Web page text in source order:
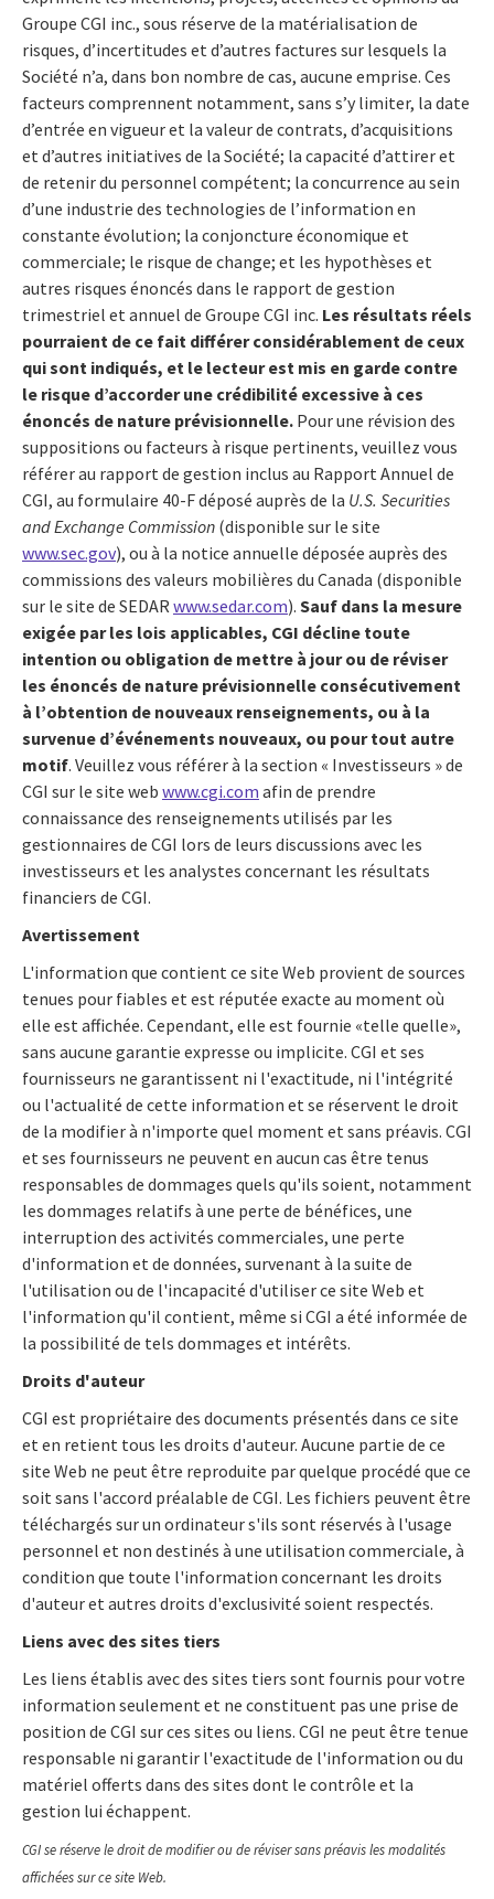
Groupe CGI inc., sous réserve de la matérialisation de
risques, d’incertitudes et d’autres factures sur lesquels la
Société n’a, dans bon nombre de cas, aucune emprise. Ces
facteurs comprennent notamment, sans s’y limiter, la date
d’entrée en vigueur et la valeur de contrats, d’acquisitions
et d’autres initiatives de la Société; la capacité d’attirer et
de retenir du personnel compétent; la concurrence au sein
d’une industrie des technologies de l’information en
constante évolution; la conjoncture économique et
commerciale; le risque de change; et les hypothèses et
autres risques énoncés dans le rapport de gestion
trimestriel et annuel de Groupe CGI inc. Les résultats réels
pourraient de ce fait différer considérablement de ceux
qui sont indiqués, et le lecteur est mis en garde contre
le risque d’accorder une crédibilité excessive à ces
énoncés de nature prévisionnelle. Pour une révision des
suppositions ou facteurs à risque pertinents, veuillez vous
référer au rapport de gestion inclus au Rapport Annuel de
CGI, au formulaire 40-F déposé auprès de la U.S. Securities
and Exchange Commission (disponible sur le site
www.sec.gov), ou à la notice annuelle déposée auprès des
commissions des valeurs mobilières du Canada (disponible
sur le site de SEDAR www.sedar.com). Sauf dans la mesure
exigée par les lois applicables, CGI décline toute
intention ou obligation de mettre à jour ou de réviser
les énoncés de nature prévisionnelle consécutivement
à l’obtention de nouveaux renseignements, ou à la
survenue d’événements nouveaux, ou pour tout autre
motif. Veuillez vous référer à la section « Investisseurs » de
CGI sur le site web www.cgi.com afin de prendre
connaissance des renseignements utilisés par les
gestionnaires de CGI lors de leurs discussions avec les
investisseurs et les analystes concernant les résultats
financiers de CGI.
Avertissement
L'information que contient ce site Web provient de sources
tenues pour fiables et est réputée exacte au moment où
elle est affichée. Cependant, elle est fournie «telle quelle»,
sans aucune garantie expresse ou implicite. CGI et ses
fournisseurs ne garantissent ni l'exactitude, ni l'intégrité
ou l'actualité de cette information et se réservent le droit
de la modifier à n'importe quel moment et sans préavis. CGI
et ses fournisseurs ne peuvent en aucun cas être tenus
responsables de dommages quels qu'ils soient, notamment
les dommages relatifs à une perte de bénéfices, une
interruption des activités commerciales, une perte
d'information et de données, survenant à la suite de
l'utilisation ou de l'incapacité d'utiliser ce site Web et
l'information qu'il contient, même si CGI a été informée de
la possibilité de tels dommages et intérêts.
Droits d'auteur
CGI est propriétaire des documents présentés dans ce site
et en retient tous les droits d'auteur. Aucune partie de ce
site Web ne peut être reproduite par quelque procédé que ce
soit sans l'accord préalable de CGI. Les fichiers peuvent être
téléchargés sur un ordinateur s'ils sont réservés à l'usage
personnel et non destinés à une utilisation commerciale, à
condition que toute l'information concernant les droits
d'auteur et autres droits d'exclusivité soient respectés.
Liens avec des sites tiers
Les liens établis avec des sites tiers sont fournis pour votre
information seulement et ne constituent pas une prise de
position de CGI sur ces sites ou liens. CGI ne peut être tenue
responsable ni garantir l'exactitude de l'information ou du
matériel offerts dans des sites dont le contrôle et la
gestion lui échappent.
CGI se réserve le droit de modifier ou de réviser sans préavis les modalités
affichées sur ce site Web.